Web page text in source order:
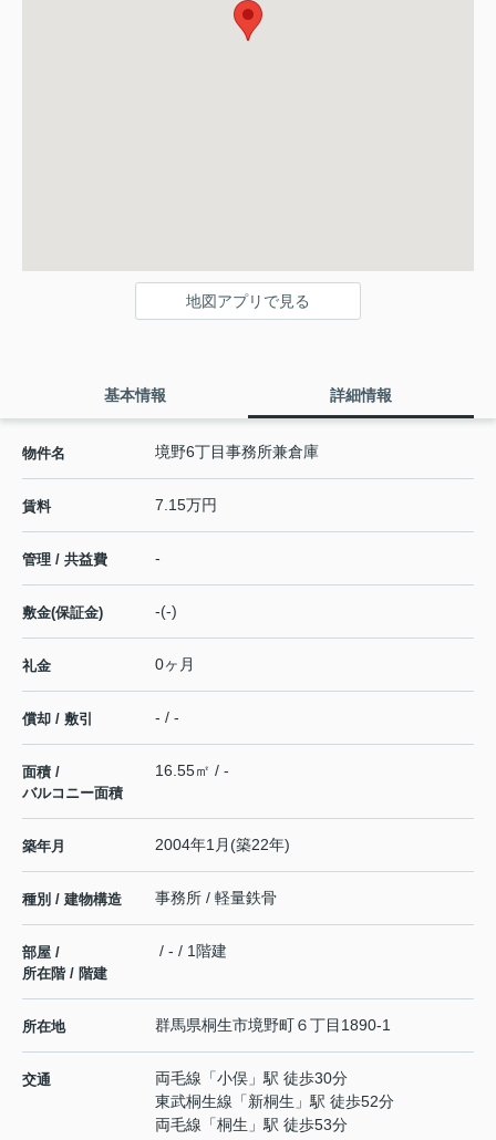
地図アプリで見る
基本情報 詳細情報
物件名 境野6丁目事務所兼倉庫
賃料 7.15万円
管理 / 共益費 -
敷金(保証金) -(-)
礼金 0ヶ月
償却 / 敷引 - / -
面積 /
バルコニー面積
16.55㎡ / -
築年月 2004年1月(築22年)
種別 / 建物構造 事務所 / 軽量鉄骨
部屋 /
所在階 / 階建
/ - / 1階建
所在地 群馬県桐生市境野町６丁目1890-1
交通 両毛線 「小俣 」駅 徒歩30分
東武桐生線 「新桐生 」駅 徒歩52分
両毛線 「桐生 」駅 徒歩53分